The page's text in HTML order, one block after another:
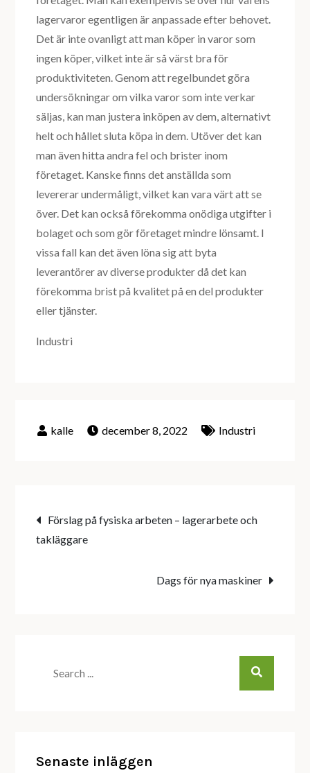
lagervaror egentligen är anpassade efter behovet.
Det är inte ovanligt att man köper in varor som
ingen köper, vilket inte är så värst bra för
produktiviteten. Genom att regelbundet göra
undersökningar om vilka varor som inte verkar
säljas, kan man justera inköpen av dem, alternativt
helt och hållet sluta köpa in dem. Utöver det kan
man även hitta andra fel och brister inom
företaget. Kanske finns det anställda som
levererar undermåligt, vilket kan vara värt att se
över. Det kan också förekomma onödiga utgifter i
bolaget och som gör företaget mindre lönsamt. I
vissa fall kan det även löna sig att byta
leverantörer av diverse produkter då det kan
förekomma brist på kvalitet på en del produkter
eller tjänster.
Industri
december 8, 2022 Industri
Inläggsnavigering
Förslag på fysiska arbeten – lagerarbete och
takläggare
Dags för nya maskiner
Senaste inläggen